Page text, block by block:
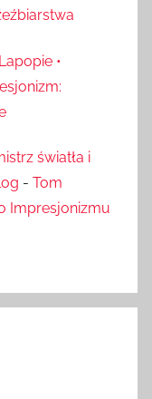
•
światła i
- Tom
Impresjonizmu